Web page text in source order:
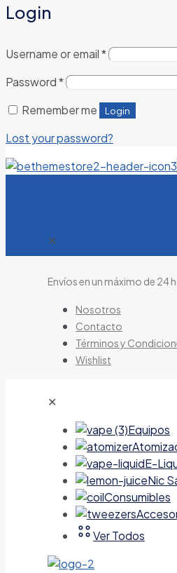
Login
Username or email*
Password*
Remember me
Login
Lost your password?
✕
Envíos en un máximo de 24
Nosotros
Contacto
Términos y
Wishlist
✕
Equipos
E-
Nic
Consumibles
Ver Todos